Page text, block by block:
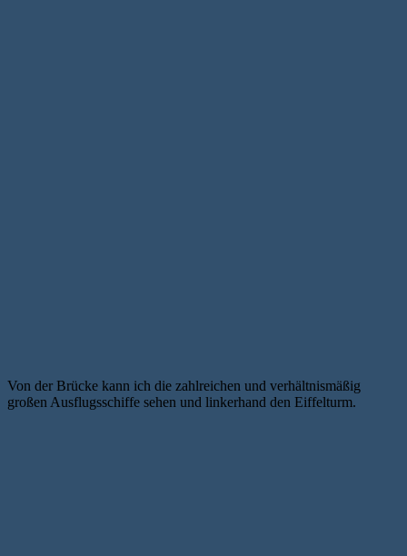
Von der Brücke kann ich die zahlreichen und verhältnismäßig
großen Ausflugsschiffe sehen und linkerhand den Eiffelturm.